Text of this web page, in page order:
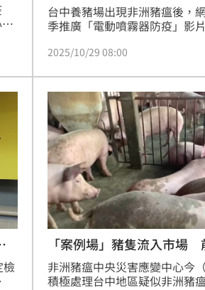
台中養豬場出現非洲豬瘟後，
季推廣「電動噴霧器防疫」影
瘟不會感染犬貓或其他動物，呼
2025/10/29 08:00
檢
「案例場」豬隻流入市場
非洲豬瘟中央災害應變中心今
積極處理台中地區疑似非洲豬